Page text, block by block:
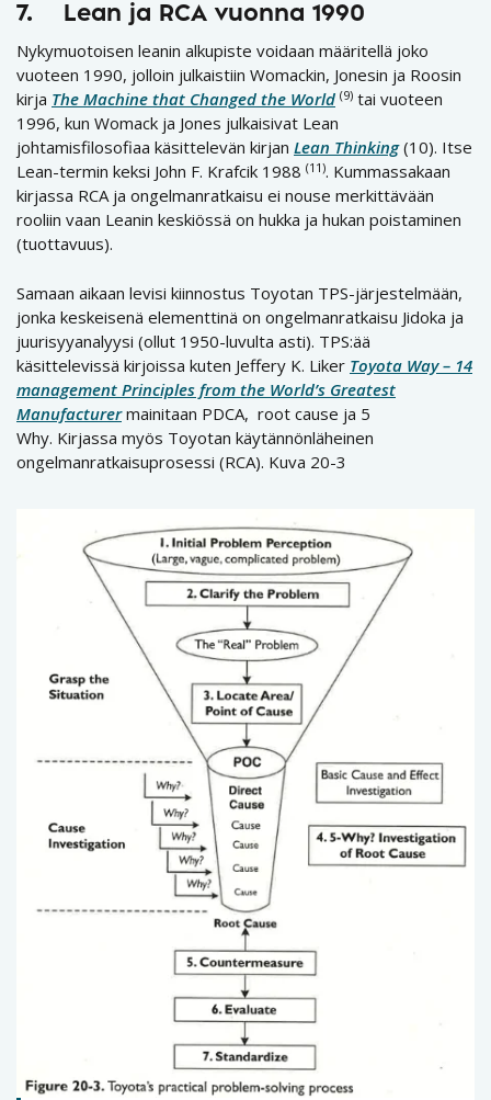
7. Lean ja RCA vuonna 1990
Nykymuotoisen leanin alkupiste voidaan määritellä joko
vuoteen 1990, jolloin julkaistiin Womackin, Jonesin ja Roosin
kirja The Machine that Changed the World (9) tai vuoteen
1996, kun Womack ja Jones julkaisivat Lean
johtamisfilosofiaa käsittelevän kirjan Lean Thinking(10). Itse
Lean-termin keksi John F. Krafcik 1988 (11). Kummassakaan
kirjassa RCA ja ongelmanratkaisu ei nouse merkittävään
rooliin vaan Leanin keskiössä on hukka ja hukan poistaminen
(tuottavuus).
Samaan aikaan levisi kiinnostus Toyotan TPS-järjestelmään,
jonka keskeisenä elementtinä on ongelmanratkaisu Jidoka ja
juurisyyanalyysi (ollut 1950-luvulta asti). TPS:ää
käsittelevissä kirjoissa kuten Jeffery K. Liker Toyota Way – 14
management Principles from the World’s Greatest
Manufacturermainitaan PDCA, root cause ja 5
Why. Kirjassa myös Toyotan käytännönläheinen
ongelmanratkaisuprosessi (RCA). Kuva 20-3